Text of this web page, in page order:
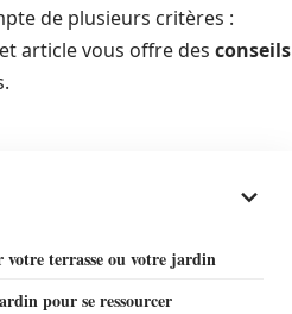
de plusieurs critères :
article vous offre des conseils
votre terrasse ou votre jardin
pour se ressourcer